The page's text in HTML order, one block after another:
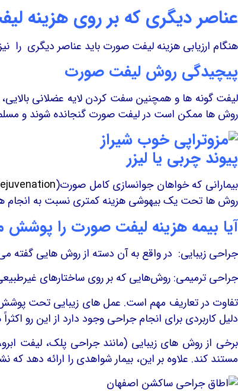
عناصر دیگری که بر روی هزینه
هنگام ارزیابی هزینه لیفت صورت باید عناصر دیگری را
پیچیدگی روش لیفت صورت
لیفت گونه ها و همچنین سفت کردن لایه عضلانی
روش ها ممکن است در لیفت صورت گنجانده شوند و مسلما
پیوند چربی یا لیزر
بیمارانی که خواهان جوانسازی کامل صورت(
روش ها تحت یک بیهوشی هزینه کمتری نسبت به انجام
آیا بیمه هزینه لیفت صورت را
جراحی زیبایی: در واقع به آن دسته از روش هایی گفته
جراحی ترمیمی: روش‌هایی که بر روی ساختارهای
تفاوت در تعاریف مهم است. عمل های زیبایی تحت
دلیل کاربردی برای انجام جراحی وجود دارد از این رو
برخی از روش های زیبایی (مانند جراحی پلک، لیفت
مستند کند. علاوه بر این، بیمار شواهدی را ارائه دهد